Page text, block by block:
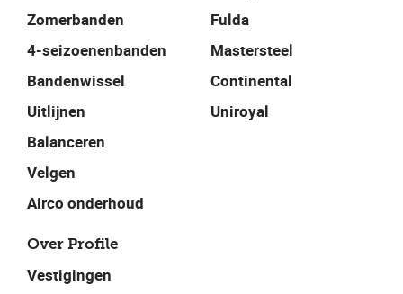
Zomerbanden
4-seizoenenbanden
Bandenwissel
Uitlijnen
Balanceren
Velgen
Airco onderhoud
Fulda
Mastersteel
Continental
Uniroyal
Over Profile
Vestigingen